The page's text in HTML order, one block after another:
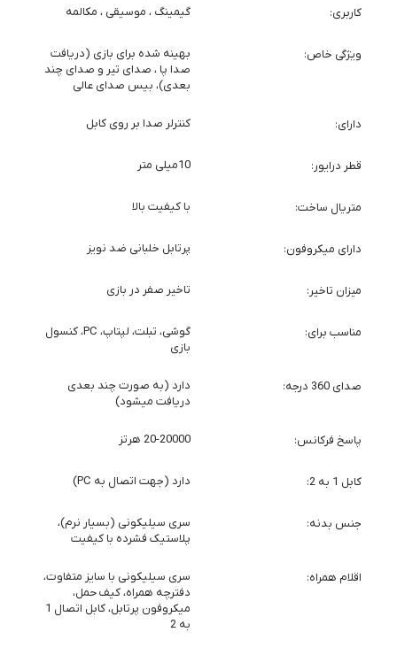
کاربری گیمینگ ، موسیقی ، مکالمه
ویژگی خاص
بهینه شده برای بازی (دریافت
صدا پا ، صدای تیر و صدای چند
بعدی)، بیس صدای عالی
دارای کنترلر صدا بر روی کابل
قطر درایور 10میلی متر
متریال ساخت با کیفیت بالا
دارای میکروفون پرتابل خلبانی ضد نویز
میزان تاخیر تاخیر صفر در بازی
مناسب برای
گوشی، تبلت، لپتاپ، PC، کنسول
بازی
صدای 360 درجه
دارد (به صورت چند بعدی
دریافت میشود)
پاسخ فرکانس 20-20000 هرتز
کابل 1 به 2 دارد (جهت اتصال به PC)
جنس بدنه
سری سیلیکونی (بسیار نرم)،
پلاستیک فشرده با کیفیت
اقلام همراه
سری سیلیکونی با سایز متفاوت،
دفترچه همراه، کیف حمل،
میکروفون پرتابل، کابل اتصال 1
به 2